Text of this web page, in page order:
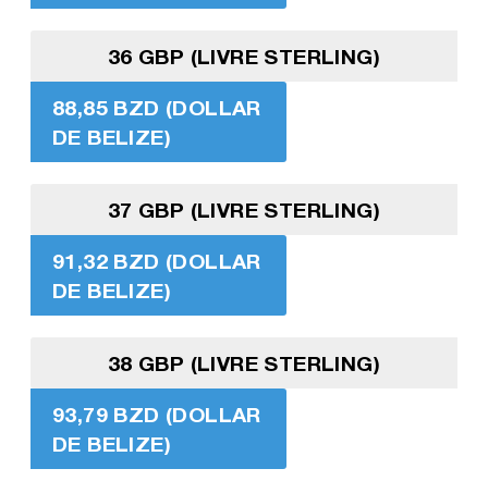
36 GBP (LIVRE STERLING)
88,85 BZD (DOLLAR
DE BELIZE)
37 GBP (LIVRE STERLING)
91,32 BZD (DOLLAR
DE BELIZE)
38 GBP (LIVRE STERLING)
93,79 BZD (DOLLAR
DE BELIZE)